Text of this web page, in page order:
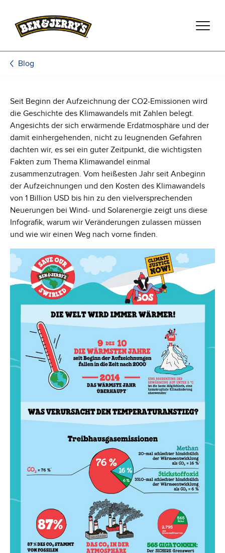
Blog
Seit Beginn der Aufzeichnung der CO2-Emissionen wird
die Geschichte des Klimawandels mit Zahlen belegt.
Angesichts der sich erwärmende Erdatmosphäre und der
damit einhergehenden, nicht zu leugnenden Gefahren
dachten wir, es sei ein guter Zeitpunkt, die wichtigsten
Fakten zum Thema Klimawandel einmal
zusammenzutragen. Vom heißesten Jahr seit Anbeginn
der Aufzeichnungen und den Kosten des Klimawandels
von 1 Billion USD bis hin zu den vielversprechenden
Neuerungen bei Wind- und Solarenergie zeigt uns diese
Infografik, warum wir Veränderungen zulassen müssen
und wie wir einen Weg nach vorne finden.